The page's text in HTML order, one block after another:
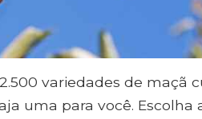
variedades de maçã
uma para você. Escolha